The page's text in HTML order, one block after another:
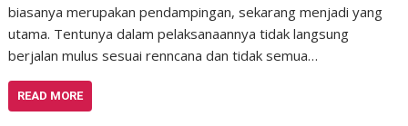
biasanya merupakan pendampingan, sekarang menjadi yang
utama. Tentunya dalam pelaksanaannya tidak langsung
berjalan mulus sesuai renncana dan tidak semua…
READ MORE